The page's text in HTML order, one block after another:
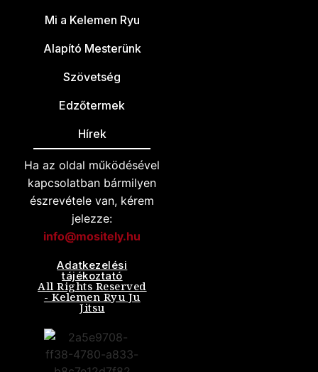
Mi a Kelemen Ryu
Alapító Mesterünk
Szövetség
Edzőtermek
Hírek
Ha az oldal működésével
kapcsolatban bármilyen
észrevétele van, kérem
jelezze:
info@mositely.hu
Adatkezelési
tájékoztató
All Rights Reserved
- Kelemen Ryu Ju
Jitsu